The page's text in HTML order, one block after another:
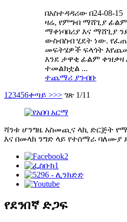
በአስተዳዳሪው በ24-08-15
ዛሬ, የምግብ ማሸጊያ
ማቀነባበሪያ እና ማሸጊያ
ውስብስብ ሂደት ነው.
መፍትሄዎች ፍላጎት
እንደ ታዋቂ ፊልም
ተመልክቷል ...
ተጨማሪ ያንብቡ
1 23456ቀጣይ >>> ገጽ 1/11
ሻንቱ ሆንግዜ አስመጪና ላኪ ድርጅት
እና በመላክ ንግድ ላይ የተሰማራ ባለሙያ
የደንበኛ ድጋፍ